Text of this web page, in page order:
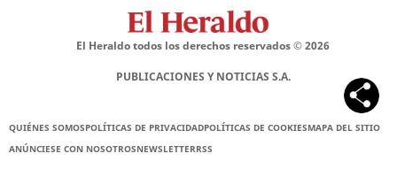
El Heraldo todos los derechos reservados ©2026
PUBLICACIONES Y NOTICIAS S.A.
QUIÉNES SOMOSPOLÍTICAS DE PRIVACIDADPOLÍTICAS DE COOKIESMAPA DEL SITIO
ANÚNCIESE CON NOSOTROSNEWSLETTERRSS